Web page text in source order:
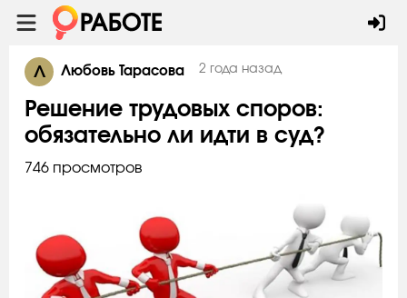
Л Любовь Тарасова 2 года назад
Решение трудовых споров:
обязательно ли идти в суд?
746 просмотров